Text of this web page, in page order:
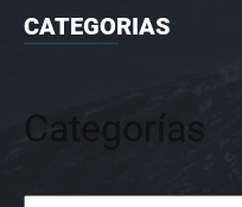
CATEGORIAS
Categorías
Categorías